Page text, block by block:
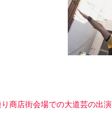
商店街会場での大道芸の出演